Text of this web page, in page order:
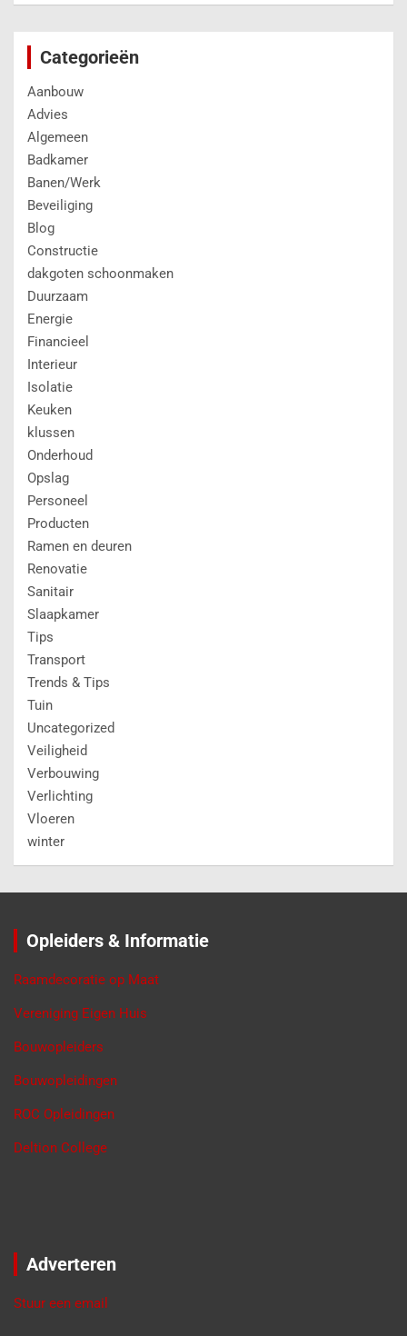
Categorieën
Aanbouw
Advies
Algemeen
Badkamer
Banen/Werk
Beveiliging
Blog
Constructie
dakgoten schoonmaken
Duurzaam
Energie
Financieel
Interieur
Isolatie
Keuken
klussen
Onderhoud
Opslag
Personeel
Producten
Ramen en deuren
Renovatie
Sanitair
Slaapkamer
Tips
Transport
Trends & Tips
Tuin
Uncategorized
Veiligheid
Verbouwing
Verlichting
Vloeren
winter
Opleiders & Informatie
Raamdecoratie op Maat
Vereniging Eigen Huis
Bouwopleiders
Bouwopleidingen
ROC Opleidingen
Deltion College
Adverteren
Stuur een email